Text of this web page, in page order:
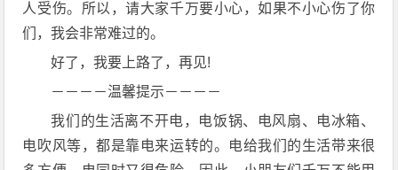
人受伤。所以，请大家千万要小心，如果不小心伤了你
们，我会非常难过的。
好了，我要上路了，再见!
－－－－温馨提示－－－－
我们的生活离不开电，电饭锅、电风扇、电冰箱、
电吹风等，都是靠电来运转的。电给我们的生活带来很